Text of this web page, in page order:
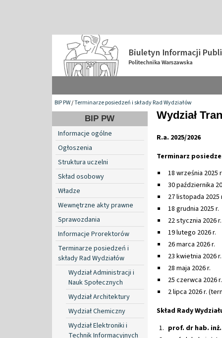
BIP PW/Terminarze posiedzeń i składy Rad Wydziałów
BIP PW
Informacje ogólne
Ogłoszenia
Struktura uczelni
Skład osobowy
Władze
Wewnętrzne akty prawne
Sprawozdania
Informacje Prorektorów
Terminarze posiedzeń i
składy Rad Wydziałów
Wydział Administracji i
Nauk Społecznych
Wydział Architektury
Wydział Chemiczny
Wydział Elektroniki i
Technik Informacyjnych
Wydział
R.a. 2025/2026
Terminarz
18 września 2025
30 października
27 listopada 2025
18 grudnia 2025 r.
22 stycznia 2026 r.
19 lutego 2026 r.
26 marca 2026 r.
23 kwietnia 2026 r.
28 maja 2026 r.
25 czerwca 2026 r.
2 lipca 2026 r.
Skład Rady
prof. dr hab.